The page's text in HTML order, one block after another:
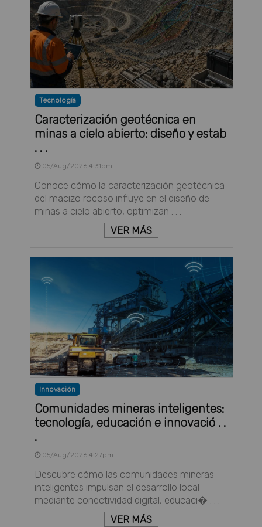
Tecnología
Caracterización geotécnica en
minas a cielo abierto: diseño y estab
. . .
05/Aug/2026 4:31pm
Conoce cómo la caracterización geotécnica
del macizo rocoso influye en el diseño de
minas a cielo abierto, optimizan . . .
VER MÁS
Innovación
Comunidades mineras inteligentes:
tecnología, educación e innovació . .
.
05/Aug/2026 4:27pm
Descubre cómo las comunidades mineras
inteligentes impulsan el desarrollo local
mediante conectividad digital, educaci� . . .
VER MÁS